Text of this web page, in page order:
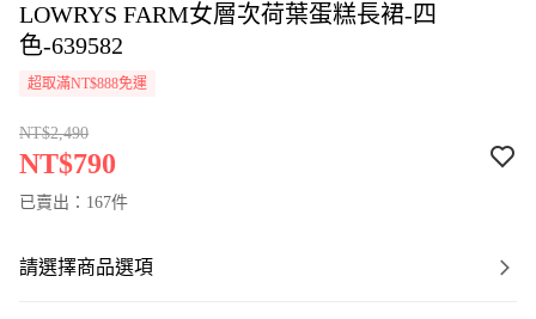
LOWRYS FARM女層次荷葉蛋糕長裙-四
色-639582
超取滿NT$888免運
NT$2,490
NT$790
已賣出：167件
請選擇商品選項